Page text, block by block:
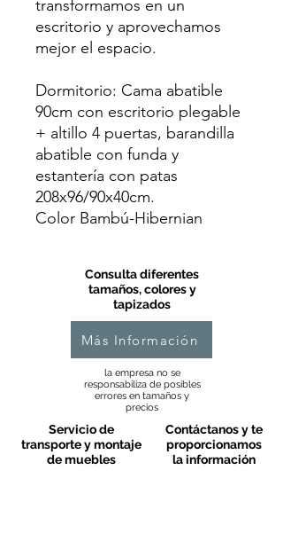
transformamos en un
escritorio y aprovechamos
mejor el espacio.
Dormitorio: Cama abatible
90cm con escritorio plegable
+ altillo 4 puertas, barandilla
abatible con funda y
estantería con patas
208x96/90x40cm.
Color Bambú-Hibernian
Consulta diferentes
tamaños, colores y
tapizados
Más Información
la empresa no se
responsabiliza de posibles
errores en tamaños y
precios
Servicio de
transporte y montaje
de muebles
Contáctanos y te
proporcionamos
la información